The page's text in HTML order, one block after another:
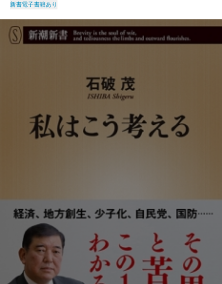
新書電子書籍あり